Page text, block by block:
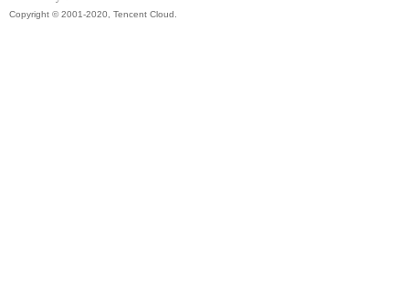
Copyright © 2001-2020, Tencent Cloud.